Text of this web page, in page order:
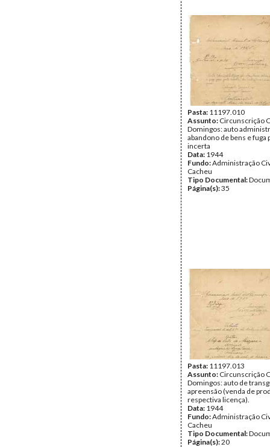
Pasta: 11197.010
Assunto: Circunscrição
Domingos: auto
abandono de bens e fuga
incerta
Data: 1944
Fundo:Administração
Cacheu
Tipo Documental:
Página(s):35
Pasta: 11197.013
Assunto: Circunscrição
Domingos: auto de
apreensão (venda de
respectiva licença).
Data: 1944
Fundo:Administração
Cacheu
Tipo Documental:
Página(s):20